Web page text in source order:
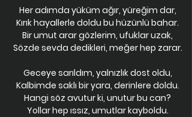
Her adımda yüküm ağır, yüreğim dar,
Kırık hayallerle doldu bu hüzünlü bahar.
Bir umut arar gözlerim, ufuklar uzak,
Sözde sevda dedikleri, meğer hep zarar.
Geceye sarıldım, yalnızlık dost oldu,
Kalbimde saklı bir yara, derinlere doldu.
Hangi söz avutur ki, unutur bu can?
Yollar hep ıssız, umutlar kayboldu.